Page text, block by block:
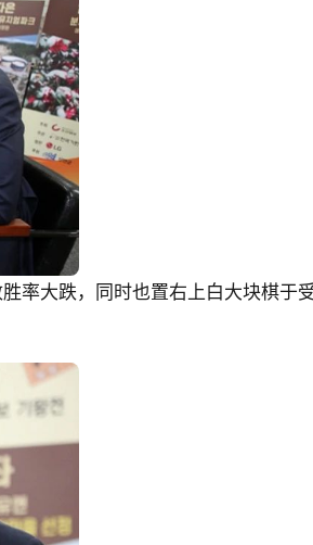
率大跌，同时也置右上白大块棋于